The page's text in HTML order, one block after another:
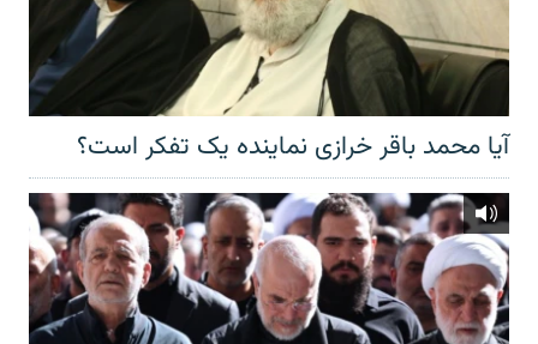
آیا محمد باقر خرازی نماینده یک تفکر است؟